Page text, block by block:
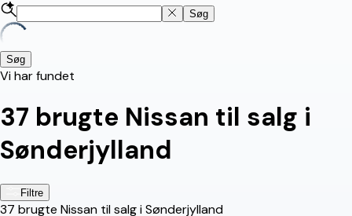
Søg
Søg
Vi har fundet
37 brugte Nissan til salg i
Sønderjylland
Filtre
37 brugte Nissan til salg i Sønderjylland